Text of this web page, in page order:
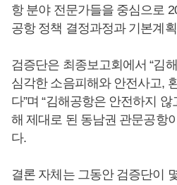
항 분야 전문가들을 중심으로
공항 정책 결정과정과 기본계
검증단은 최종보고회에서 “김
심각한 소음피해와 안전사고,
다”며 “김해공항은 안전하지
해 제대로 된 동남권 관문공항
다.
결론 자체는 그동안 검증단이